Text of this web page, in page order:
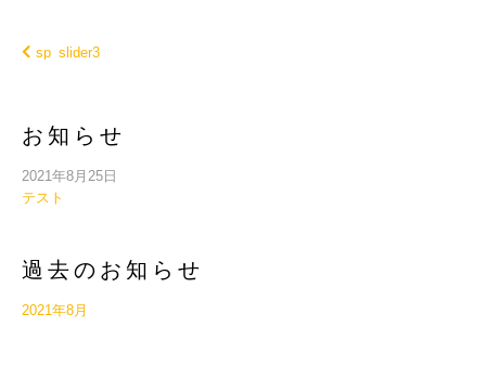
sp_slider3
お知らせ
テスト
2021年8月25日
過去のお知らせ
2021年8月